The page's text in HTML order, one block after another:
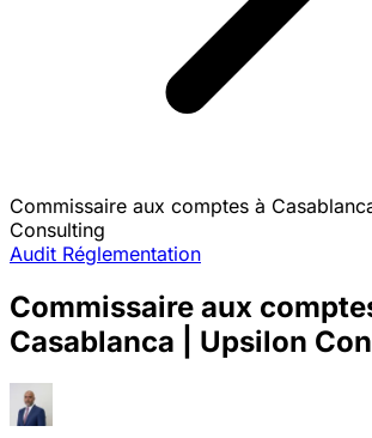
Commissaire aux comptes à
Consulting
Audit Réglementation
Commissaire aux
Casablanca | Upsilon